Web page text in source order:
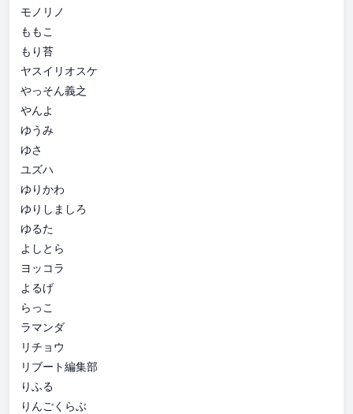
モノリノ
ももこ
もり苔
ヤスイリオスケ
やっそん義之
やんよ
ゆうみ
ゆさ
ユズハ
ゆりかわ
ゆりしましろ
ゆるた
よしとら
ヨッコラ
よるげ
らっこ
ラマンダ
リチョウ
リブート編集部
りふる
りんごくらぶ